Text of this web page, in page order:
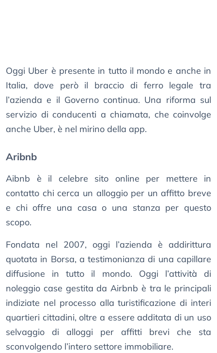
Oggi Uber è presente in tutto il mondo e anche in
Italia, dove però il braccio di ferro legale tra
l’azienda e il Governo continua. Una riforma sul
servizio di conducenti a chiamata, che coinvolge
anche Uber, è nel mirino della app.
Aribnb
Aibnb è il celebre sito online per mettere in
contatto chi cerca un alloggio per un affitto breve
e chi offre una casa o una stanza per questo
scopo.
Fondata nel 2007, oggi l’azienda è addirittura
quotata in Borsa, a testimonianza di una capillare
diffusione in tutto il mondo. Oggi l’attività di
noleggio case gestita da Airbnb è tra le principali
indiziate nel processo alla turistificazione di interi
quartieri cittadini, oltre a essere additata di un uso
selvaggio di alloggi per affitti brevi che sta
sconvolgendo l’intero settore immobiliare.